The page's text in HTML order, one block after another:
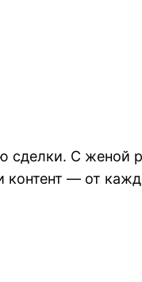
сделки. С женой
— от